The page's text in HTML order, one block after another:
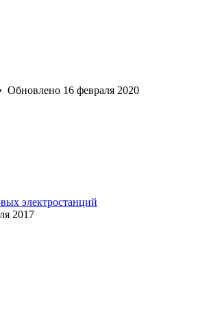
Обновлено 16 февраля 2020
электростанций
2017